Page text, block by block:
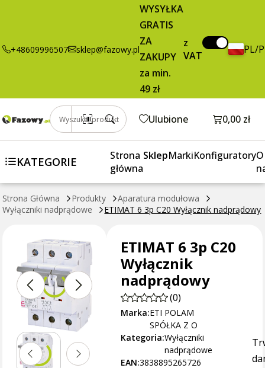
+48609996507 sklep@fazowy.pl
WYSYŁKA
GRATIS
ZA
ZAKUPY
za min.
49 zł
z
VAT
PL/
Wyszukaj produkt Ulubione Otwórz
0,00 zł
KATEGORIE
Strona
główna
SklepMarkiKonfiguratoryO
Strona Główna Produkty
Aparatura modułowa
Wyłączniki nadprądowe
ETIMAT 6 3p C20 Wyłącznik nadprądowy
ETIMAT 6 3p C20
Wyłącznik
nadprądowy
(0)
Marka:ETI POLAM
SPÓŁKA Z O
Kategoria:Wyłączniki
nadprądowe
EAN:3838895265726